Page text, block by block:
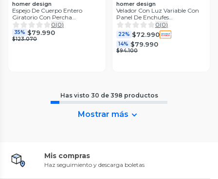
homer design
Espejo De Cuerpo Entero
Giratorio Con Percha
168x40x30 Cm
0(0)
35% $79.990
$123.070
homer design
Velador Con Luz Variable Con
Panel De Enchufes
40*35*60cm 0(0)
22% $72.990
14% $79.990
$94.100
Has visto 30 de 398 productos
Mostrar más
Mis compras
Haz seguimiento y descarga boletas